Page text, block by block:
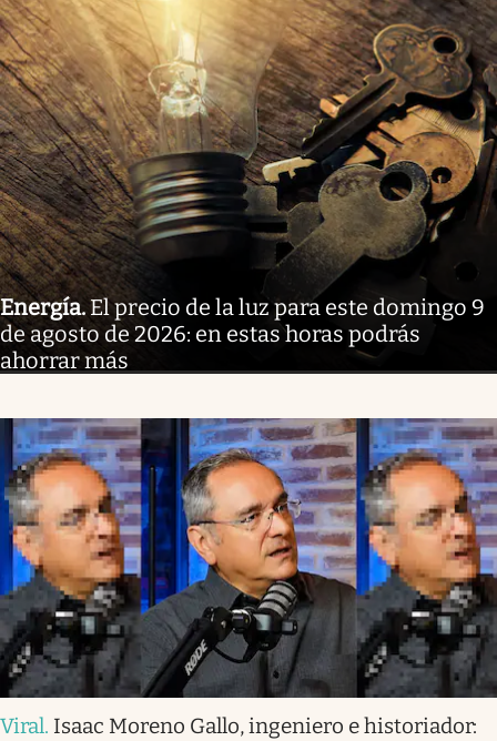
Energía.El precio de la luz para este domingo 9
de agosto de 2026: en estas horas podrás
ahorrar más
Viral. Isaac Moreno Gallo, ingeniero e historiador: